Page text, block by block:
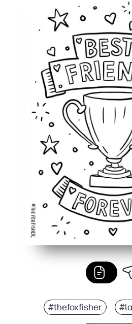
Parantaa kirjoittamista ja
Monipuolinen - käytä
Tekee muistomerkin -
#thefoxfisher